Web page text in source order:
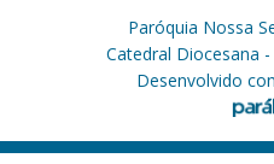
Paróquia Nossa
Catedral Diocesana
Desenvolvido